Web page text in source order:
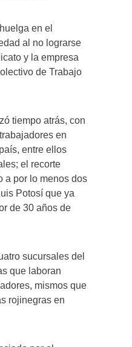
en el
al no lograrse
y la empresa
de Trabajo
tiempo atrás, con
en
entre ellos
el recorte
a por lo menos dos
Potosí que ya
de 30 años de
sucursales del
que laboran
mismos que
rojinegras en